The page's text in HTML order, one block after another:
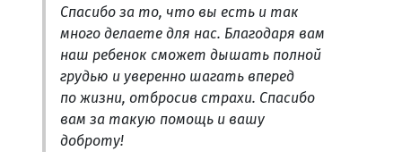
Спасибо за то, что вы есть и так
много делаете для нас. Благодаря вам
наш ребенок сможет дышать полной
грудью и уверенно шагать вперед
по жизни, отбросив страхи. Спасибо
вам за такую помощь и вашу
доброту!